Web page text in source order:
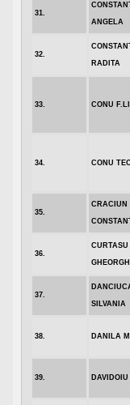
31.
ANGELA
32.
RADITA
33. CONU
34. CONU
35.
CRACIUN
36.
CURTASU
37.
SILVANIA
38. DANILA
39.